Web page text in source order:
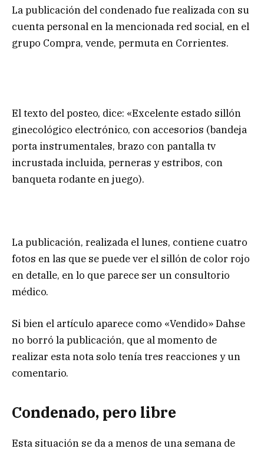
La publicación del condenado fue realizada con su
cuenta personal en la mencionada red social, en el
grupo Compra, vende, permuta en Corrientes.
El texto del posteo, dice: «Excelente estado sillón
ginecológico electrónico, con accesorios (bandeja
porta instrumentales, brazo con pantalla tv
incrustada incluida, perneras y estribos, con
banqueta rodante en juego).
La publicación, realizada el lunes, contiene cuatro
fotos en las que se puede ver el sillón de color rojo
en detalle, en lo que parece ser un consultorio
médico.
Si bien el artículo aparece como «Vendido» Dahse
no borró la publicación, que al momento de
realizar esta nota solo tenía tres reacciones y un
comentario.
Condenado, pero libre
Esta situación se da a menos de una semana de